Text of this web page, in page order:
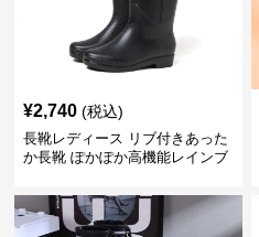
¥2,740 (税込)
長靴レディース リブ付きあった
か長靴 ぽかぽか高機能レインブ